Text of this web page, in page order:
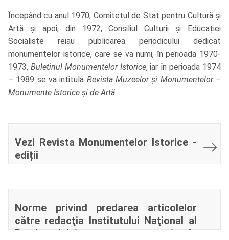
Începând cu anul 1970, Comitetul de Stat pentru Cultură și
Artă și apoi, din 1972, Consiliul Culturii și Educației
Socialiste reiau publicarea periodicului dedicat
monumentelor istorice, care se va numi, în perioada 1970-
1973, Buletinul Monumentelor Istorice, iar în perioada 1974
– 1989 se va intitula Revista Muzeelor și Monumentelor –
Monumente Istorice și de Artă.
Vezi Revista Monumentelor Istorice -
ediții
Norme privind predarea articolelor
către redacţia Institutului Naţional al
Patrimoniului, pentru revistele